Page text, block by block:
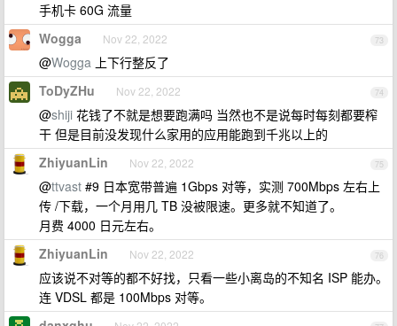
手机卡 60G 流量
73
Wogga Nov 22, 2022
@Wogga 上下行整反了
74
ToDyZHu Nov 22, 2022
@shiji 花钱了不就是想要跑满吗 当然也不是说每时每刻都要榨
干 但是目前没发现什么家用的应用能跑到千兆以上的
75
ZhiyuanLin Nov 22, 2022
@ttvast #9 日本宽带普遍 1Gbps 对等，实测 700Mbps 左右上
传 /下载，一个月用几 TB 没被限速。更多就不知道了。
月费 4000 日元左右。
76
ZhiyuanLin Nov 22, 2022
应该说不对等的都不好找，只看一些小离岛的不知名 ISP 能办。
连 VDSL 都是 100Mbps 对等。